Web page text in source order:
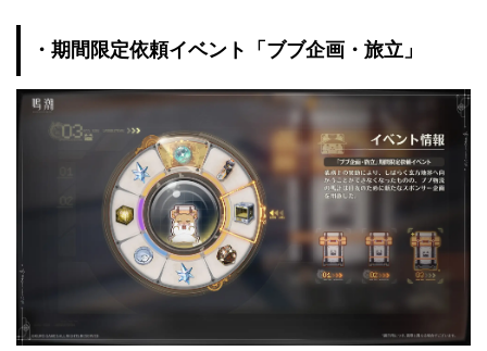
・期間限定依頼イベント「ブブ企画・旅立」